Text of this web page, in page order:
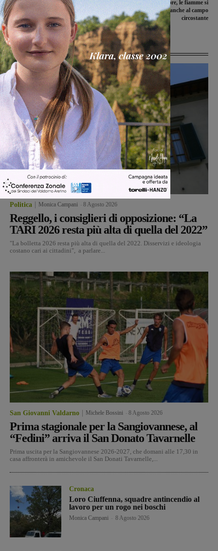
La Sangiovannese e il Montevarchi ai
nastri di partenza dell’Arretium Cup
Va a fuoco un trattore, le fiamme si
espandono anche al campo
circostante
Ultime Notizie
Politica Monica Campani 8 Agosto 2026
Reggello, i consiglieri di opposizione: “La
TARI 2026 resta più alta di quella del 2022”
"La bolletta 2026 resta più alta di quella del 2022. Disservizi e ideologia
costano cari ai cittadini", a parlare...
San Giovanni Valdarno Michele Bossini 8 Agosto 2026
Prima stagionale per la Sangiovannese, al
“Fedini” arriva il San Donato Tavarnelle
Prima uscita per la Sangiovannese 2026-2027, che domani alle 17,30 in
casa affronterà in amichevole il San Donati Tavarnelle,...
Cronaca
Loro Ciuffenna, squadre antincendio al
lavoro per un rogo nei boschi
Monica Campani 8 Agosto 2026